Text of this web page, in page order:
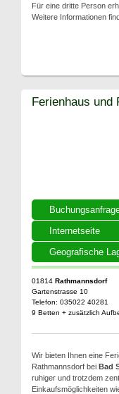
Für eine dritte Person
Weitere Informationen
Internetseite
Geografische
Ferienhaus und
01814 Rathmannsdorf
Gartenstrasse 10
Telefon: 035022 40281
9 Betten + zusätzlich
Wir bieten Ihnen eine
Rathmannsdorf bei Bad
ruhiger und trotzdem
Einkaufsmöglichkeiten